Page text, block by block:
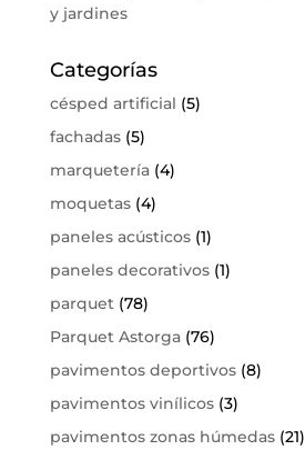
y jardines
Categorías
césped artificial (5)
fachadas(5)
marquetería(4)
moquetas(4)
paneles acústicos(1)
paneles decorativos(1)
parquet(78)
Parquet Astorga(76)
pavimentos deportivos(8)
pavimentos vinílicos(3)
pavimentos zonas húmedas(21)